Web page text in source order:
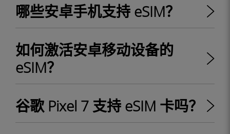
哪些安卓手机支持 eSIM？
如何激活安卓移动设备的
eSIM？
谷歌 Pixel 7 支持 eSIM 卡吗？